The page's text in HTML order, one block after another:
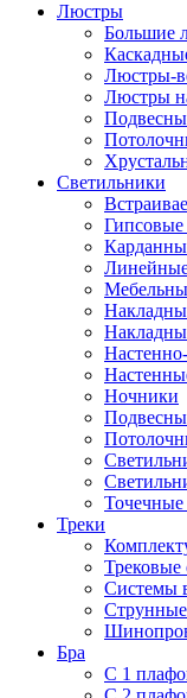
Люстры
Большие
Люстры-
Люстры
Светильники
Гипсовые
Ночники
Точечные
Треки
Трековые
Системы
Бра
С 1